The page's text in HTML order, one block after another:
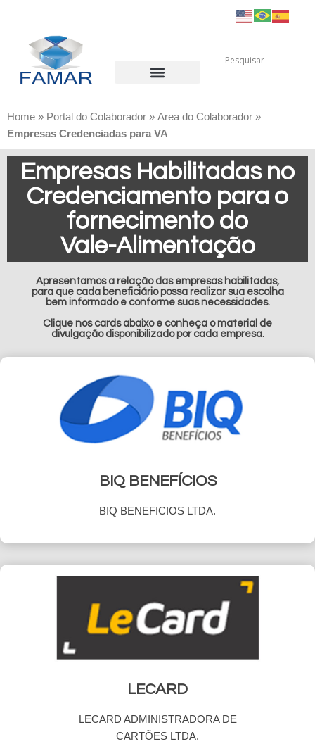
Home » Portal do Colaborador » Área do Colaborador »
Empresas Credenciadas para VA
Empresas Habilitadas no
Credenciamento para o
fornecimento do
Vale-Alimentação
Apresentamos a relação das empresas habilitadas,
para que cada beneficiário possa realizar sua escolha
bem informado e conforme suas necessidades.
Clique nos cards abaixo e conheça o material de
divulgação disponibilizado por cada empresa.
BIQ BENEFÍCIOS
BIQ BENEFICIOS LTDA.
LECARD
LECARD ADMINISTRADORA DE
CARTÕES LTDA.